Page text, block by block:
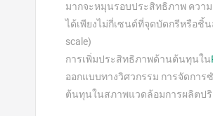
มากจะหมุนรอบประสิทธิภาพ ควา
ได้เพียงไม่กี่เซนต์ที่จุดบัดกรีหรือชิ้
scale)
การเพิ่มประสิทธิภาพด้านต้นทุนใน
ออกแบบทางวิศวกรรม การจัดกา
ต้นทุนในสภาพแวดล้อมการผลิตป